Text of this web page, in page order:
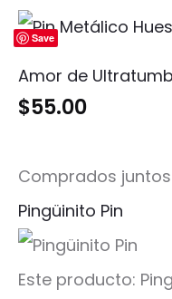
Save
Amor de
$55.00
Comprados
Pingüinito Pin
Este producto: